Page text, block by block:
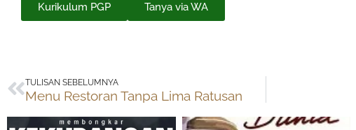
Kurikulum PGP Tanya via WA
Prev
TULISAN SEBELUMNYA
Menu Restoran Tanpa Lima Ratusan